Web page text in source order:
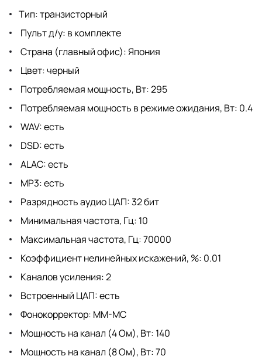
Тип: транзисторный
Пульт д/у: в комплекте
Страна (главный офис): Япония
Цвет: черный
Потребляемая мощность, Вт: 295
Потребляемая мощность в режиме ожидания, Вт: 0.4
WAV: есть
DSD: есть
ALAC: есть
MP3: есть
Разрядность аудио ЦАП: 32 бит
Минимальная частота, Гц: 10
Максимальная частота, Гц: 70000
Коэффициент нелинейных искажений, %: 0.01
Каналов усиления: 2
Встроенный ЦАП: есть
Фонокорректор: MM-MC
Мощность на канал (4 Ом), Вт: 140
Мощность на канал (8 Ом), Вт: 70